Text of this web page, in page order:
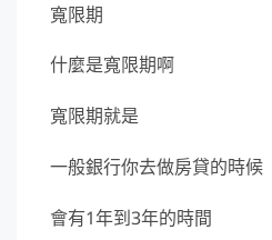
寬限期
什麼是寬限期啊
寬限期就是
一般銀行你去做房貸的時候
會有1年到3年的時間